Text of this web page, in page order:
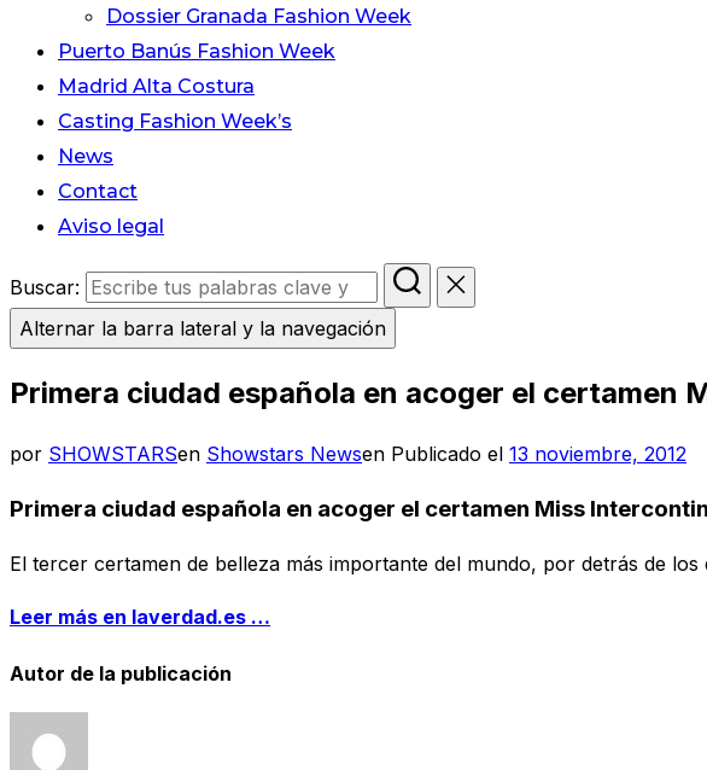
Dossier Granada Fashion Week
Puerto Banús Fashion Week
Madrid Alta Costura
Casting Fashion Week’s
News
Contact
Aviso legal
Buscar:
Alternar la barra lateral y la navegación
Primera ciudad española en acoger el certamen
por SHOWSTARSen Showstars Newsen Publicado el 13 noviembre, 2012
Primera ciudad española en acoger el certamen Miss
El tercer certamen de belleza más importante del mundo, por detrás de
Leer más en laverdad.es …
Autor de la publicación